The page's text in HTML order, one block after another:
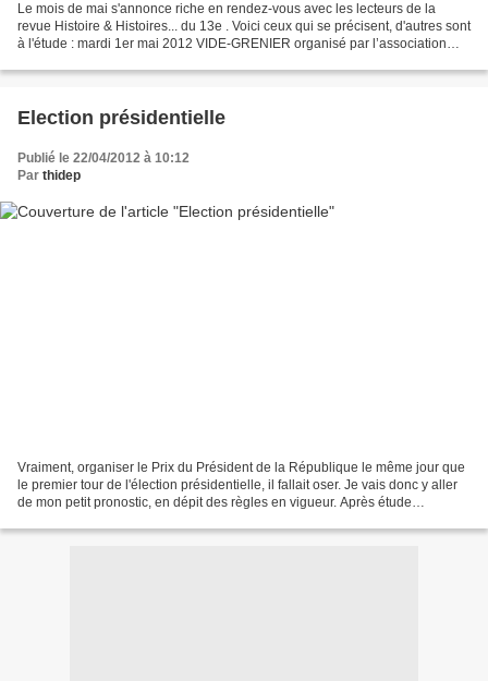
Le mois de mai s'annonce riche en rendez-vous avec les lecteurs de la
revue Histoire & Histoires... du 13e . Voici ceux qui se précisent, d'autres sont
à l'étude : mardi 1er mai 2012 VIDE-GRENIER organisé par l’association
Election présidentielle
Publié le 22/04/2012 à 10:12
Par thidep
Vraiment, organiser le Prix du Président de la République le même jour que
le premier tour de l'élection présidentielle, il fallait oser. Je vais donc y aller
de mon petit pronostic, en dépit des règles en vigueur. Après étude